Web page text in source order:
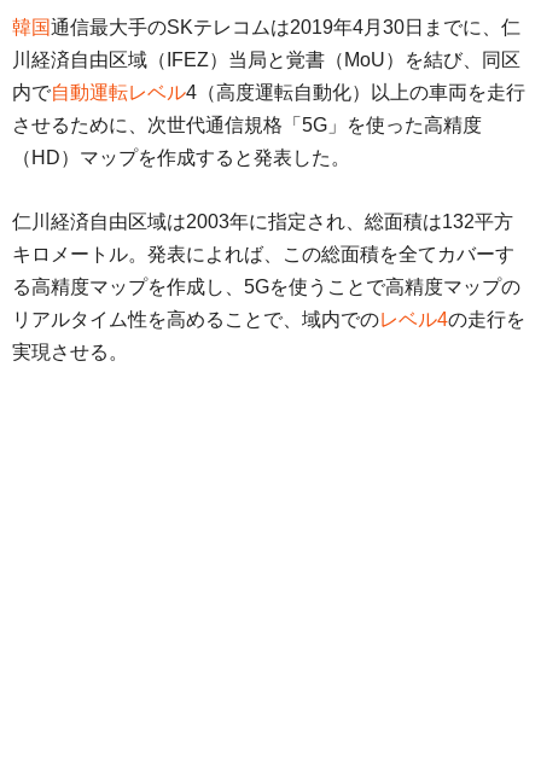
韓国通信最大手のSKテレコムは2019年4月30日までに、仁
川経済自由区域（IFEZ）当局と覚書（MoU）を結び、同区
内で自動運転レベル4（高度運転自動化）以上の車両を走行
させるために、次世代通信規格「5G」を使った高精度
（HD）マップを作成すると発表した。
仁川経済自由区域は2003年に指定され、総面積は132平方
キロメートル。発表によれば、この総面積を全てカバーす
る高精度マップを作成し、5Gを使うことで高精度マップの
リアルタイム性を高めることで、域内でのレベル4の走行を
実現させる。